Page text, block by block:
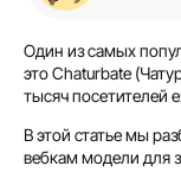
Один из самых
это Chaturbate
тысяч посетителей
В этой статье мы
вебкам модели для